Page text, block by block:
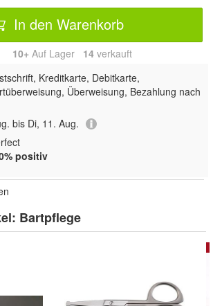
In den Warenkorb
10+ Auf Lager 14 verkauft
Kreditkarte, Debitkarte,
Überweisung, Bezahlung nach
bis Di, 11. Aug.
positiv
Bartpflege